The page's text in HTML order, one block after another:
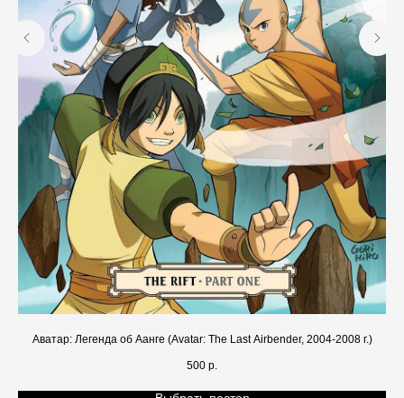
Аватар: Легенда об Аанге (Avatar: The Last Airbender, 2004-2008 г.)
500 р.